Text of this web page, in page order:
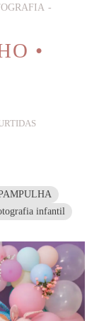
•
infantil